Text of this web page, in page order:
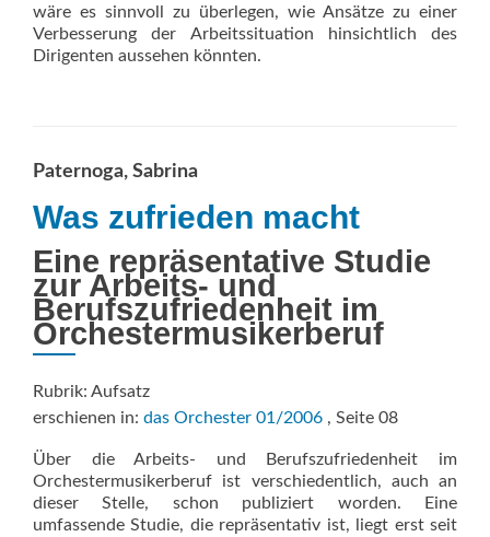
wäre es sinnvoll zu überlegen, wie Ansätze zu einer
Verbesserung der Arbeitssituation hinsichtlich des
Dirigenten aussehen könnten.
Paternoga, Sabrina
Was zufrieden macht
Eine repräsentative Studie
zur Arbeits- und
Berufszufriedenheit im
Orchestermusikerberuf
Rubrik: Aufsatz
erschienen in: das Orchester 01/2006 , Seite 08
Über die Arbeits- und Berufszufriedenheit im
Orchestermusikerberuf ist verschiedentlich, auch an
dieser Stelle, schon publiziert worden. Eine
umfassende Studie, die repräsentativ ist, liegt erst seit